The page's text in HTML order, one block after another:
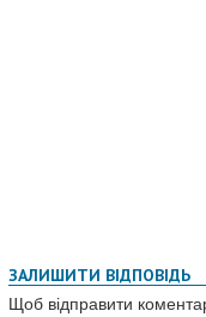
ЗАЛИШИТИ ВІДПОВІДЬ
Щоб відправити